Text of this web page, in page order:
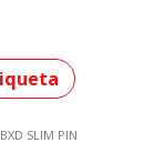
SLIM PIN